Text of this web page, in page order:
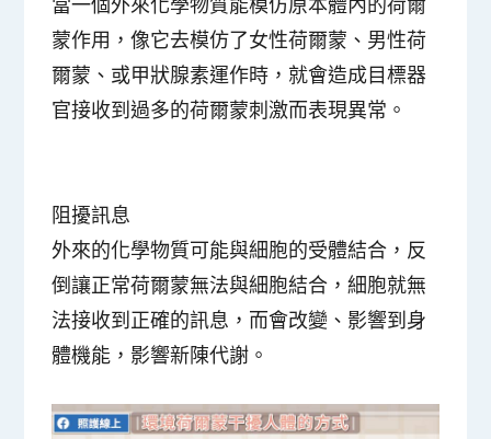
蒙作用，像它去模仿了女性荷爾蒙、男性荷
爾蒙、或甲狀腺素運作時，就會造成目標器
官接收到過多的荷爾蒙刺激而表現異常 。
阻擾訊息
外來的化學物質可能與細胞的受體結合，反
倒讓正常荷爾蒙無法與細胞結合，細胞就無
法接收到正確的訊息 ，而會改變、影響到身
體機能，影響新陳代謝。